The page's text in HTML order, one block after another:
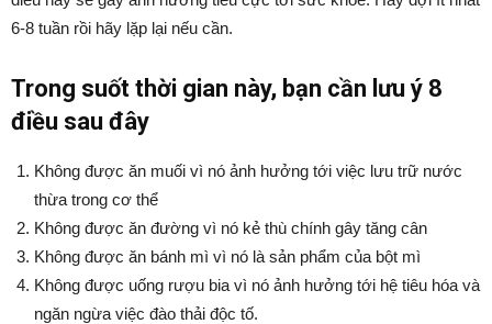
6-8 tuần rồi hãy lặp lại nếu cần.
Trong suốt thời gian này, bạn cần lưu ý 8
điều sau đây
Không được ăn muối vì nó ảnh hưởng tới việc lưu trữ nước
thừa trong cơ thể
Không được ăn đường vì nó kẻ thù chính gây tăng cân
Không được ăn bánh mì vì nó là sản phẩm của bột mì
Không được uống rượu bia vì nó ảnh hưởng tới hệ tiêu hóa và
ngăn ngừa việc đào thải độc tố.